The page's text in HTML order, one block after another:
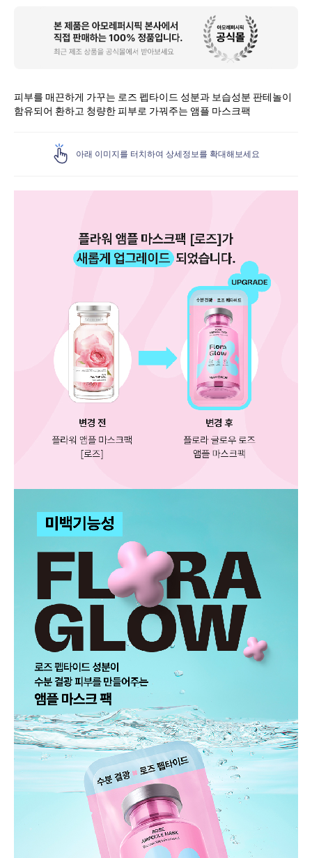
피부를 매끈하게 가꾸는 로즈 펩타이드 성분과 보습성분 판테놀이
함유되어 환하고 청량한 피부로 가꿔주는 앰플 마스크팩
아래 이미지를 터치하여 상세정보를 확대해보세요